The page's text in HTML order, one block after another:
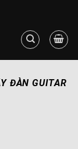
ĐÀN GUITAR